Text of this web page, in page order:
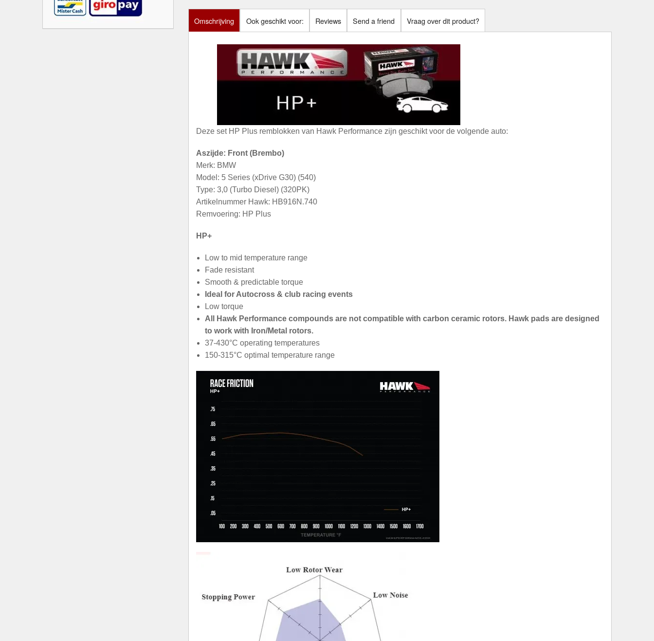
Omschrijving Ook geschikt voor: Reviews Send a friend Vraag over dit product?
Deze set HP Plus remblokken van Hawk Performance zijn geschikt voor de volgende auto:
Aszijde: Front (Brembo)
Merk: BMW
Model: 5 Series (xDrive G30) (540)
Type: 3,0 (Turbo Diesel) (320PK)
Artikelnummer Hawk: HB916N.740
Remvoering: HP Plus
HP+
Low to mid temperature range
Fade resistant
Smooth & predictable torque
Ideal for Autocross & club racing events
Low torque
All Hawk Performance compounds are not compatible with carbon ceramic rotors. Hawk pads are designed
to work with Iron/Metal rotors.
37-430°C operating temperatures
150-315°C optimal temperature range